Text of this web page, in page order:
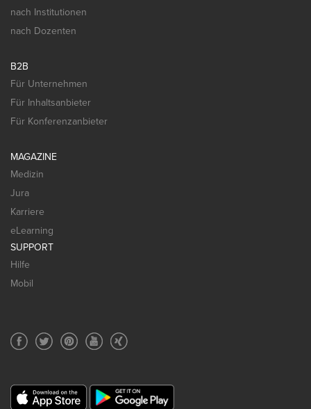
nach Institutionen
nach Dozenten
B2B
Für Unternehmen
Für Inhaltsanbieter
Für Konferenzanbieter
MAGAZINE
Medizin
Jura
Karriere
eLearning
SUPPORT
Hilfe
Mobil